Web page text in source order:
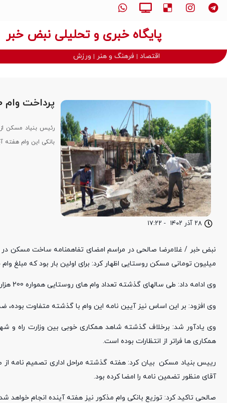
پایگاه خبری و تحلیلی نبض خبر
اقتصاد فرهنگ و هنر ورزش
۲۸ آذر ۱۴۰۲ - ۱۷:۲۲
پرداخت وام ۳۵۰ میلیونی مسکن روستایی از هفته آینده
بانکی این وام هفته
میلیون تومانی مسکن روستایی اظهار کرد: برای اولین بار بود که مبلغ وام مسکن روستایی از 200 به 350
وی ادامه داد: طی سالهای گذشته تعداد وام های روستایی همواره 200 هزار فقره بوده که امسال به 350 هزار فقره افزایش یافته است.
وی افزود: بر این اساس نیز آیین نامه این وام با گذشته متفاوت
همکاری ها فراتر از انتظارات بوده است.
آقای منظور تضمین نامه را امضا کرده بود.
صالحی تاکید کرد: توزیع بانکی وام مذکور نیز هفته آینده انجام خواهد